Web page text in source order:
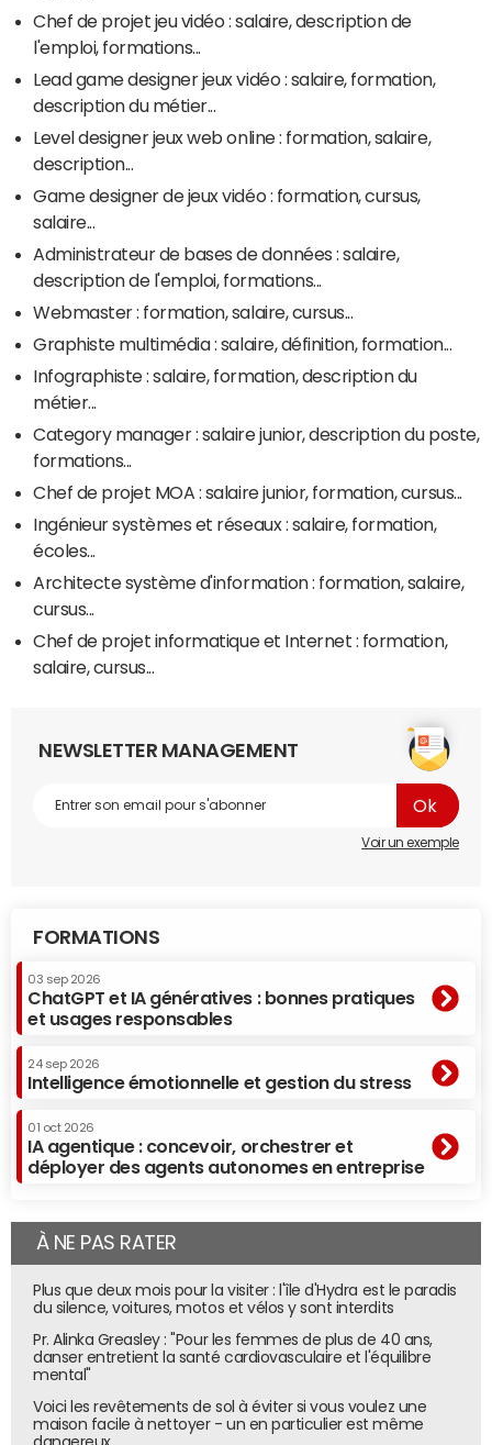
Chef de projet jeu vidéo : salaire, description de
l'emploi, formations...
Lead game designer jeux vidéo : salaire, formation,
description du métier...
Level designer jeux web online : formation, salaire,
description...
Game designer de jeux vidéo : formation, cursus,
salaire...
Administrateur de bases de données : salaire,
description de l'emploi, formations...
Webmaster : formation, salaire, cursus...
Graphiste multimédia : salaire, définition, formation...
Infographiste : salaire, formation, description du
métier...
Category manager : salaire junior, description du poste,
formations...
Chef de projet MOA : salaire junior, formation, cursus...
Ingénieur systèmes et réseaux : salaire, formation,
écoles...
Architecte système d'information : formation, salaire,
cursus...
Chef de projet informatique et Internet : formation,
salaire, cursus...
NEWSLETTER MANAGEMENT
Voir un exemple
FORMATIONS
03 sep 2026
ChatGPT et IA génératives : bonnes pratiques
et usages responsables
24 sep 2026
Intelligence émotionnelle et gestion du stress
01 oct 2026
IA agentique : concevoir, orchestrer et
déployer des agents autonomes en entreprise
À NE PAS RATER
Plus que deux mois pour la visiter : l'île d'Hydra est le paradis
du silence, voitures, motos et vélos y sont interdits
Pr. Alinka Greasley : "Pour les femmes de plus de 40 ans,
danser entretient la santé cardiovasculaire et l'équilibre
mental"
Voici les revêtements de sol à éviter si vous voulez une
maison facile à nettoyer - un en particulier est même